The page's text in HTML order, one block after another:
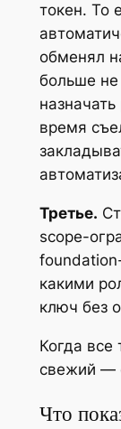
токен. То
обменял
больше
время
Третье.
scope-
какими
ключ без
Когда все
свежий —
Что